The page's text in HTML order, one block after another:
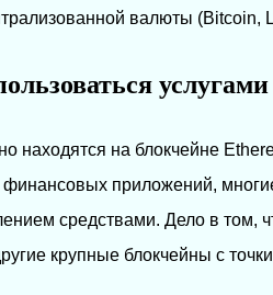
валюты (Bitcoin,
находятся на блокчейне
приложений,
средствами. Дело в том,
крупные блокчейны с